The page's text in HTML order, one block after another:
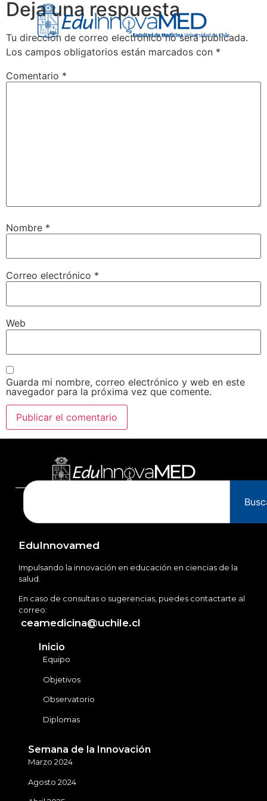
Deja una respuesta
Tu dirección de correo electrónico no será publicada.
Los campos obligatorios están marcados con *
Comentario *
Nombre *
Correo electrónico *
Web
Guarda mi nombre, correo electrónico y web en este
navegador para la próxima vez que comente.
EduInnovamed
Impulsando la innovación en educación en ciencias de la
salud.
En caso de consultas o sugerencias, puedes contactarte al
correo:
ceamedicina@uchile.cl
Inicio
Equipo
Objetivos
Observatorio
Diplomas
Semana de la Innovación
Marzo 2024
Agosto 2024